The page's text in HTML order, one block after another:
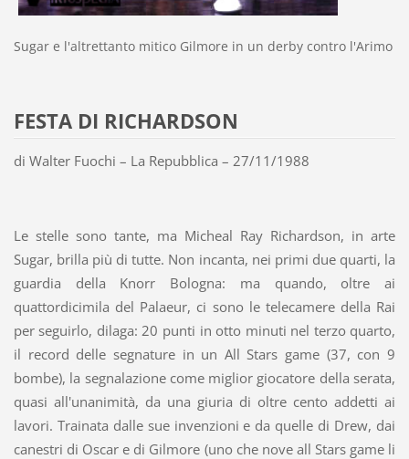
Sugar e l'altrettanto mitico Gilmore in un derby contro l'Arimo
FESTA DI RICHARDSON
di Walter Fuochi – La Repubblica – 27/11/1988
Le stelle sono tante, ma Micheal Ray Richardson, in arte
Sugar, brilla più di tutte. Non incanta, nei primi due quarti, la
guardia della Knorr Bologna: ma quando, oltre ai
quattordicimila del Palaeur, ci sono le telecamere della Rai
per seguirlo, dilaga: 20 punti in otto minuti nel terzo quarto,
il record delle segnature in un All Stars game (37, con 9
bombe), la segnalazione come miglior giocatore della serata,
quasi all'unanimità, da una giuria di oltre cento addetti ai
lavori. Trainata dalle sue invenzioni e da quelle di Drew, dai
canestri di Oscar e di Gilmore (uno che nove all Stars game li